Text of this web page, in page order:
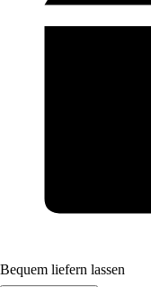
Bequem liefern lassen